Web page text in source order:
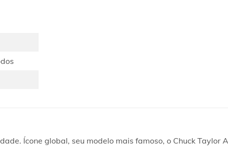
Ícone global, seu modelo mais famoso, o Chuck